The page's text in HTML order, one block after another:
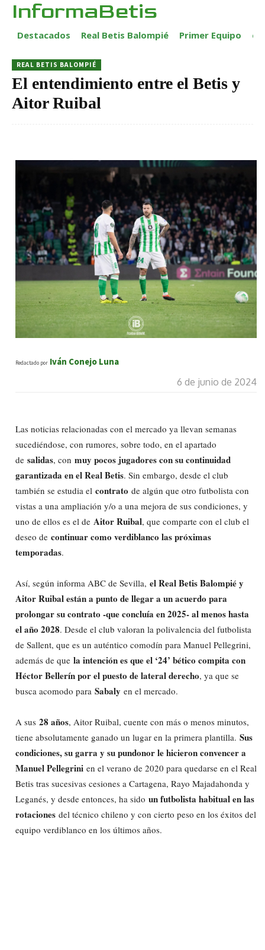
InformaBetis
Destacados Real Betis Balompié Primer Equipo
REAL BETIS BALOMPIÉ
El entendimiento entre el Betis y
Aitor Ruibal
Redactado por Iván Conejo Luna
6 de junio de 2024
Las noticias relacionadas con el mercado ya llevan semanas
sucediéndose, con rumores, sobre todo, en el apartado
de salidas, con muy pocos jugadores con su continuidad
garantizada en el Real Betis. Sin embargo, desde el club
también se estudia el contrato de algún que otro futbolista con
vistas a una ampliación y/o a una mejora de sus condiciones, y
uno de ellos es el de Aitor Ruibal, que comparte con el club el
deseo de continuar como verdiblanco las próximas
temporadas.
Así, según informa ABC de Sevilla, el Real Betis Balompié y
Aitor Ruibal están a punto de llegar a un acuerdo para
prolongar su contrato -que concluía en 2025- al menos hasta
el año 2028. Desde el club valoran la polivalencia del futbolista
de Sallent, que es un auténtico comodín para Manuel Pellegrini,
además de que la intención es que el ‘24’ bético compita con
Héctor Bellerín por el puesto de lateral derecho, ya que se
busca acomodo para Sabaly en el mercado.
A sus 28 años, Aitor Ruibal, cuente con más o menos minutos,
tiene absolutamente ganado un lugar en la primera plantilla. Sus
condiciones, su garra y su pundonor le hicieron convencer a
Manuel Pellegrini en el verano de 2020 para quedarse en el Real
Betis tras sucesivas cesiones a Cartagena, Rayo Majadahonda y
Leganés, y desde entonces, ha sido un futbolista habitual en las
rotaciones del técnico chileno y con cierto peso en los éxitos del
equipo verdiblanco en los últimos años.